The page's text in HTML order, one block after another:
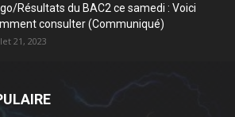
Résultats du BAC2 ce samedi : Voici
consulter (Communiqué)
21, 2023